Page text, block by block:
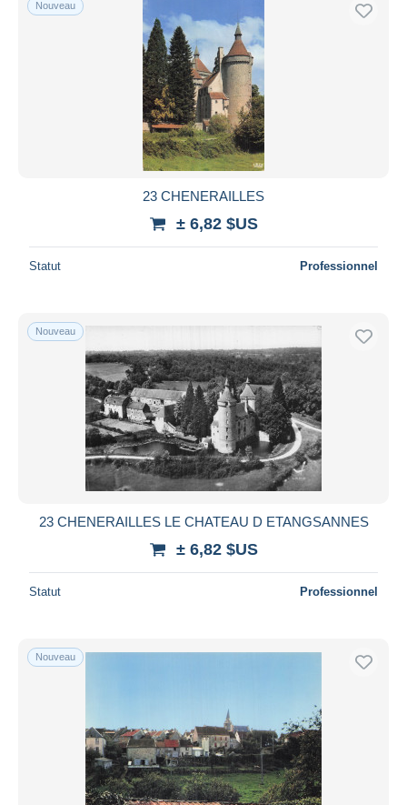
Uniquement en réduction
Livraison gratuite
Méthodes de paiement
Virement bancaire
Mastercard
Bancontact
Tout désélectionner
Monde entier
Appliquer
Nouveau
23 CHENERAILLES
± 6,82 $US
Statut Professionnel
Nouveau
23 CHENERAILLES LE CHATEAU D ETANGSANNES
± 6,82 $US
Statut Professionnel
Nouveau